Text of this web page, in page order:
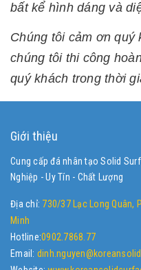
bất kể hình dáng và
Chúng tôi cảm ơn quý
chúng tôi thi công
quý khách trong thời
Giới thiệu
Cung cấp đá nhân tạo Solid
Nghiệp - Uy Tín - Chất Lượng
Địa chỉ: 730/37 Lạc Long Quân,
Minh
Hotline:0902.7868.77
Email: